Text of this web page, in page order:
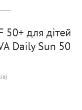
50+ для дітей
Daily Sun 50